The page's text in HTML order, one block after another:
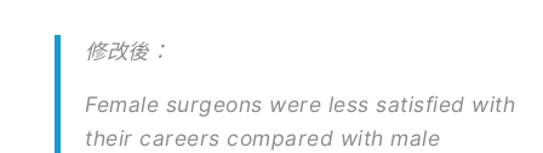
修改後：
Female surgeons were less satisfied with
their careers compared with male